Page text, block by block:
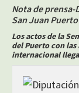
Nota de
San Juan Puerto
Los actos de la
del Puerto con las
internacional